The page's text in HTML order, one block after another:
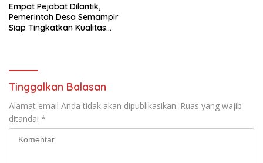
Empat Pejabat Dilantik,
Pemerintah Desa Semampir
Siap Tingkatkan Kualitas
Tinggalkan Balasan
Alamat email Anda tidak akan dipublikasikan. Ruas yang wajib
ditandai *